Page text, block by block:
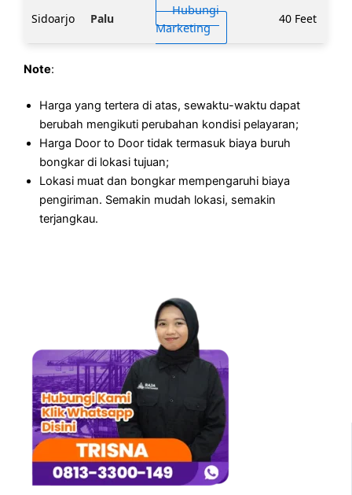
Sidoarjo Palu
Hubungi
Marketing
40 Feet
Note:
Harga yang tertera di atas, sewaktu-waktu dapat
berubah mengikuti perubahan kondisi pelayaran;
Harga Door to Door tidak termasuk biaya buruh
bongkar di lokasi tujuan;
Lokasi muat dan bongkar mempengaruhi biaya
pengiriman. Semakin mudah lokasi, semakin
terjangkau.